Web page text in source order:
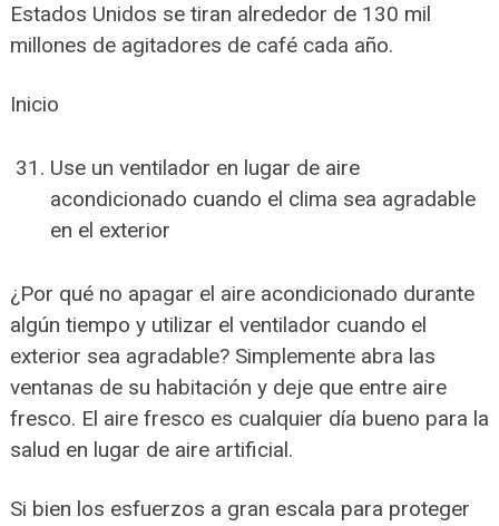
Estados Unidos se tiran alrededor de 130 mil
millones de agitadores de café cada año.
Inicio
Use un ventilador en lugar de aire
acondicionado cuando el clima sea agradable
en el exterior
¿Por qué no apagar el aire acondicionado durante
algún tiempo y utilizar el ventilador cuando el
exterior sea agradable? Simplemente abra las
ventanas de su habitación y deje que entre aire
fresco. El aire fresco es cualquier día bueno para la
salud en lugar de aire artificial.
Si bien los esfuerzos a gran escala para proteger